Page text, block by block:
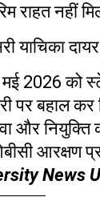
राहत नहीं
याचिका
मई 2026को
बहाल कर
और नियुक्ति
आरक्षण
News